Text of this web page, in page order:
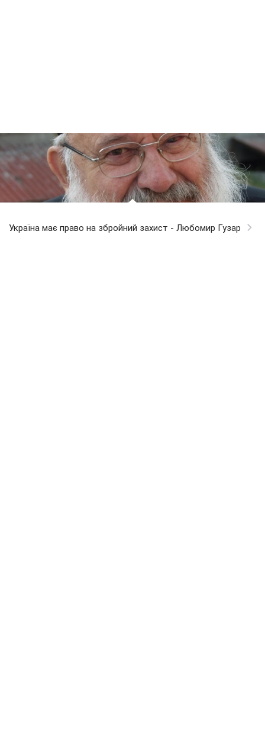
Україна має право на збройний захист - Любомир Гузар